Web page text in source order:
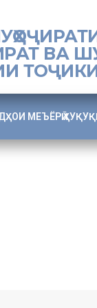
ВА
МЕЪЁРӢ ҲУҚУҚӢ